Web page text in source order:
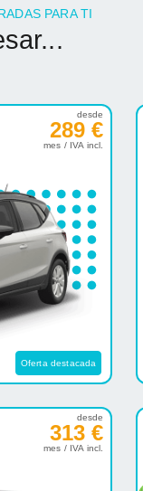
PARA TI
desde
289 €
mes / IVA incl.
Oferta destacada
desde
313 €
mes / IVA incl.